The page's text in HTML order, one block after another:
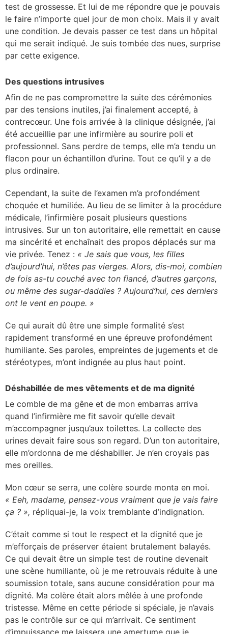
test de grossesse. Et lui de me répondre que je pouvais
le faire n’importe quel jour de mon choix. Mais il y avait
une condition. Je devais passer ce test dans un hôpital
qui me serait indiqué. Je suis tombée des nues, surprise
par cette exigence.
Des questions intrusives
Afin de ne pas compromettre la suite des cérémonies
par des tensions inutiles, j’ai finalement accepté, à
contrecœur. Une fois arrivée à la clinique désignée, j’ai
été accueillie par une infirmière au sourire poli et
professionnel. Sans perdre de temps, elle m’a tendu un
flacon pour un échantillon d’urine. Tout ce qu’il y a de
plus ordinaire.
Cependant, la suite de l’examen m’a profondément
choquée et humiliée. Au lieu de se limiter à la procédure
médicale, l’infirmière posait plusieurs questions
intrusives. Sur un ton autoritaire, elle remettait en cause
ma sincérité et enchaînait des propos déplacés sur ma
vie privée. Tenez : « Je sais que vous, les filles
d’aujourd’hui, n’êtes pas vierges. Alors, dis-moi, combien
de fois as-tu couché avec ton fiancé, d’autres garçons,
ou même des sugar-daddies ? Aujourd’hui, ces derniers
ont le vent en poupe. »
Ce qui aurait dû être une simple formalité s’est
rapidement transformé en une épreuve profondément
humiliante. Ses paroles, empreintes de jugements et de
stéréotypes, m’ont indignée au plus haut point.
Déshabillée de mes vêtements et de ma dignité
Le comble de ma gêne et de mon embarras arriva
quand l’infirmière me fit savoir qu’elle devait
m’accompagner jusqu’aux toilettes. La collecte des
urines devait faire sous son regard. D’un ton autoritaire,
elle m’ordonna de me déshabiller. Je n’en croyais pas
mes oreilles.
Mon cœur se serra, une colère sourde monta en moi.
« Eeh, madame, pensez-vous vraiment que je vais faire
ça ? », répliquai-je, la voix tremblante d’indignation.
C’était comme si tout le respect et la dignité que je
m’efforçais de préserver étaient brutalement balayés.
Ce qui devait être un simple test de routine devenait
une scène humiliante, où je me retrouvais réduite à une
soumission totale, sans aucune considération pour ma
dignité. Ma colère était alors mêlée à une profonde
tristesse. Même en cette période si spéciale, je n’avais
pas le contrôle sur ce qui m’arrivait. Ce sentiment
d’impuissance me laissera une amertume que je